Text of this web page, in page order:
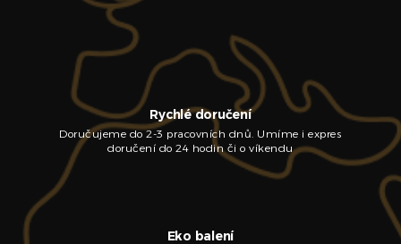
Rychlé doručení
Doručujeme do 2-3 pracovních dnů. Umíme i expres
doručení do 24 hodin či o víkendu
Eko balení